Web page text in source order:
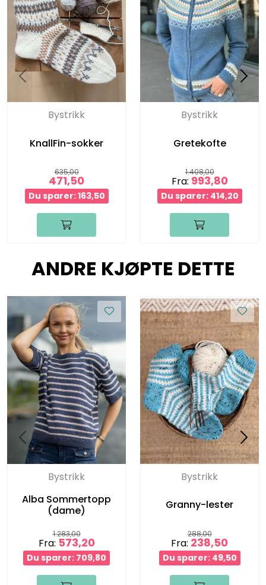
Bystrikk
KnallFin-sokker
635,00
471,50
Du sparer: 163,50
Bystrikk
Gretekofte
1.408,00
Fra: 993,80
Du sparer: 414,20
ANDRE KJØPTE DETTE
Bystrikk
Alba Sommertopp
(dame)
1.283,00
Fra: 573,20
Du sparer: 709,80
Bystrikk
Granny-lester
288,00
Fra: 238,50
Du sparer: 49,50